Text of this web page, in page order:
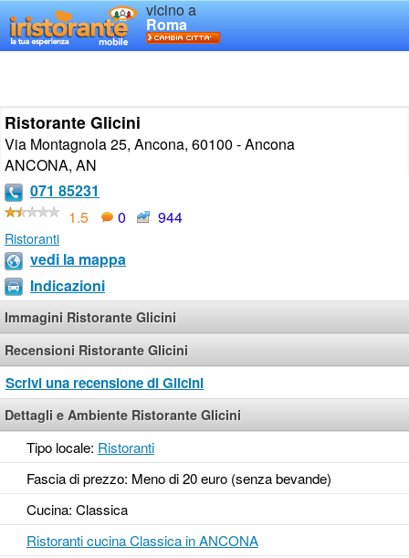
vicino a
Roma
Ristorante Glicini
Via Montagnola 25, Ancona, 60100 - Ancona
ANCONA, AN
071 85231
1.5
0 944
Ristoranti
vedi la mappa
Indicazioni
Immagini Ristorante Glicini
Recensioni Ristorante Glicini
Scrivi una recensione di Glicini
Dettagli e Ambiente Ristorante Glicini
Tipo locale: Ristoranti
Fascia di prezzo: Meno di 20 euro (senza bevande)
Cucina: Classica
Ristoranti cucina Classica in ANCONA